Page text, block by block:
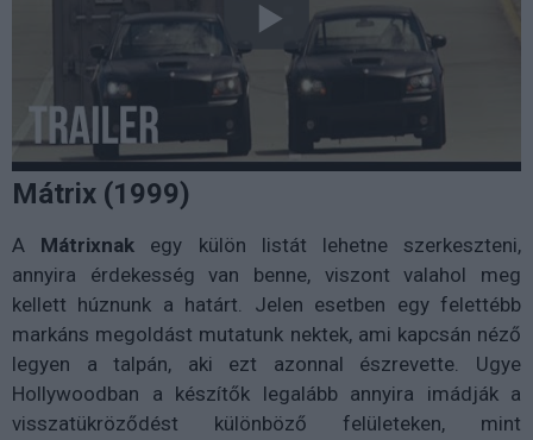
Mátrix (1999)
A Mátrixnak egy külön listát lehetne szerkeszteni,
annyira érdekesség van benne, viszont valahol meg
kellett húznunk a határt. Jelen esetben egy felettébb
markáns megoldást mutatunk nektek, ami kapcsán néző
legyen a talpán, aki ezt azonnal észrevette. Ugye
Hollywoodban a készítők legalább annyira imádják a
visszatükröződést különböző felületeken, mint